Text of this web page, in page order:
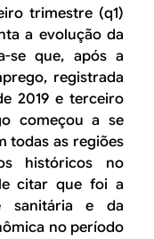
trimestre (q1)
a evolução da
se que, após a
registrada
e terceiro
começou a se
todas as regiões
históricos no
citar que foi a
sanitária e da
no período